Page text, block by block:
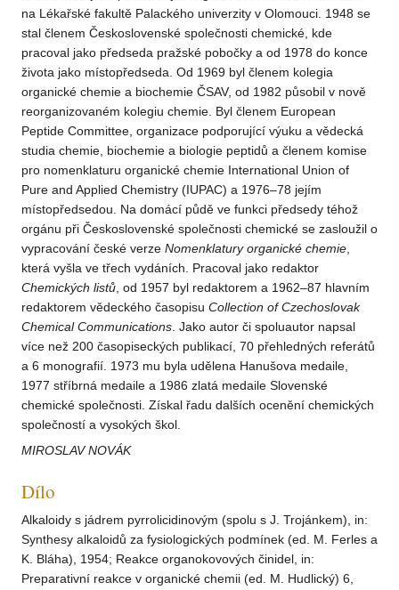
na Lékařské fakultě Palackého univerzity v Olomouci. 1948 se
stal členem Československé společnosti chemické, kde
pracoval jako předseda pražské pobočky a od 1978 do konce
života jako místopředseda. Od 1969 byl členem kolegia
organické chemie a biochemie ČSAV, od 1982 působil v nově
reorganizovaném kolegiu chemie. Byl členem European
Peptide Committee, organizace podporující výuku a vědecká
studia chemie, biochemie a biologie peptidů a členem komise
pro nomenklaturu organické chemie International Union of
Pure and Applied Chemistry (IUPAC) a 1976–78 jejím
místopředsedou. Na domácí půdě ve funkci předsedy téhož
orgánu při Československé společnosti chemické se zasloužil o
vypracování české verze Nomenklatury organické chemie
která vyšla ve třech vydáních. Pracoval jako redaktor
Chemických listů , od 1957 byl redaktorem a 1962–87 hlavním
redaktorem vědeckého časopisu Collection of Czechoslovak
Chemical Communications . Jako autor či spoluautor napsal
více než 200 časopiseckých publikací, 70 přehledných referátů
a 6 monografií. 1973 mu byla udělena Hanušova medaile,
1977 stříbrná medaile a 1986 zlatá medaile Slovenské
chemické společnosti. Získal řadu dalších ocenění chemických
společností a vysokých škol.
MIROSLAV NOVÁK
Dílo
Alkaloidy s jádrem pyrrolicidinovým (spolu s J. Trojánkem), in:
Synthesy alkaloidů za fysiologických podmínek (ed. M. Ferles a
K. Bláha), 1954; Reakce organokovových činidel, in:
Preparativní reakce v organické chemii (ed. M. Hudlický) 6,